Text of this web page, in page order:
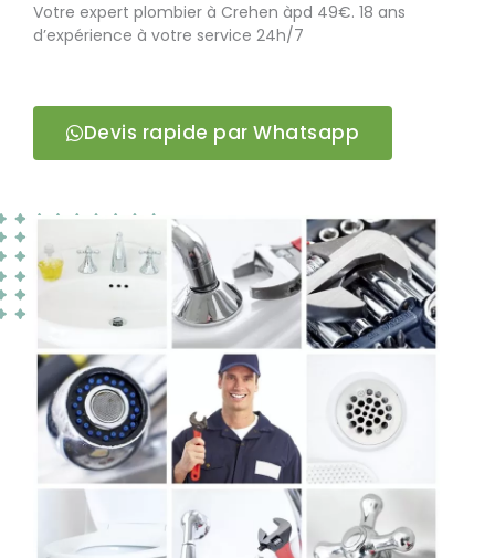
Votre expert plombier à Crehen àpd 49€. 18 ans
d’expérience à votre service 24h/7
Devis rapide par Whatsapp